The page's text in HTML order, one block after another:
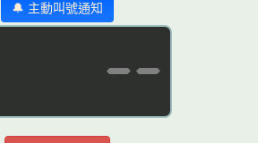
🔔 主動叫號通知
--